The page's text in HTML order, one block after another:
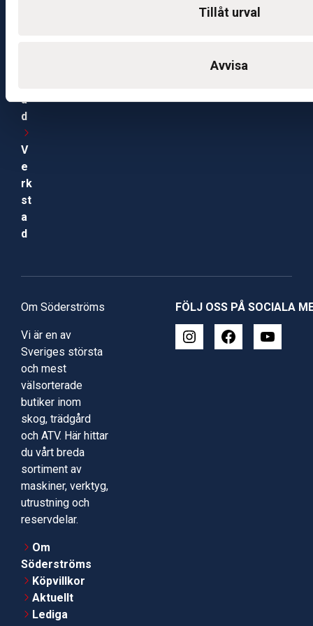
Tillåt urval
Avvisa
a
d
V
e
rk
st
a
d
Om Söderströms
Vi är en av
Sveriges största
och mest
välsorterade
butiker inom
skog, trädgård
och ATV. Här hittar
du vårt breda
sortiment av
maskiner, verktyg,
utrustning och
reservdelar.
Om
Söderströms
Köpvillkor
Aktuellt
Lediga
FÖLJ OSS PÅ SOCIALA